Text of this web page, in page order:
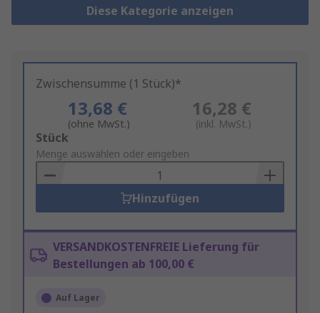
Diese Kategorie anzeigen
Zwischensumme (1 Stück)*
13,68 €
(ohne MwSt.)
16,28 €
(inkl. MwSt.)
Add
to
Basket
Stück
Menge auswählen oder eingeben
Hinzufügen
VERSANDKOSTENFREIE Lieferung für
Bestellungen ab 100,00 €
Auf Lager